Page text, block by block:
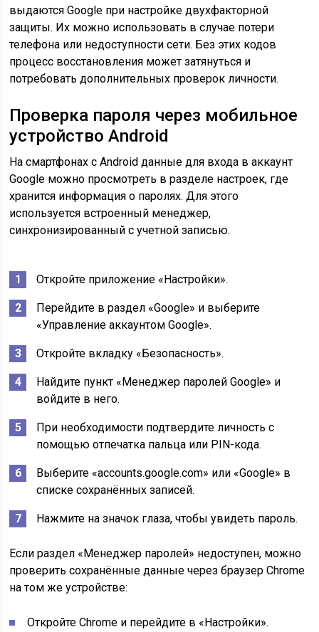
выдаются Google при настройке двухфакторной
защиты. Их можно использовать в случае потери
телефона или недоступности сети. Без этих кодов
процесс восстановления может затянуться и
потребовать дополнительных проверок личности.
Проверка пароля через мобильное
устройство Android
На смартфонах с Android данные для входа в аккаунт
Google можно просмотреть в разделе настроек, где
хранится информация о паролях. Для этого
используется встроенный менеджер,
синхронизированный с учетной записью.
Откройте приложение «Настройки».
Перейдите в раздел «Google» и выберите
«Управление аккаунтом Google».
Откройте вкладку «Безопасность».
Найдите пункт «Менеджер паролей Google» и
войдите в него.
При необходимости подтвердите личность с
помощью отпечатка пальца или PIN-кода.
Выберите «accounts.google.com» или «Google» в
списке сохранённых записей.
Нажмите на значок глаза, чтобы увидеть пароль.
Если раздел «Менеджер паролей» недоступен, можно
проверить сохранённые данные через браузер Chrome
на том же устройстве:
Откройте Chrome и перейдите в «Настройки».